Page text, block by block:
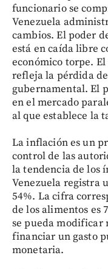
funcionario se
Venezuela
cambios. El poder
está en caída libre
económico torpe.
refleja la pérdida
gubernamental. El
en el mercado
al que establece la
La inflación es un
control de las
la tendencia de los
Venezuela registra
54%. La cifra
de los alimentos es
se pueda modificar
financiar un gasto
monetaria.